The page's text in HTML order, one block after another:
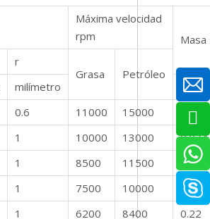
Máxima velocidad
rpm
Masa
r
Grasa
Petróleo
milímetro
Kg
0.6 11000 15000
0.053
1 10000 13000
0.074
1 8500 11500
0.12
1 7500 10000
0.15
1 6200 8400
0.22